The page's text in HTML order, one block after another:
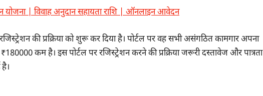
योजना | विवाह अनुदान सहायता राशि | ऑनलाइन आवेदन
की प्रक्रिया को शुरू कर दिया है। पोर्टल पर वह सभी असंगठित कामगार अपना
कम है। इस पोर्टल पर रजिस्ट्रेशन करने की प्रक्रिया जरूरी दस्तावेज और पात्रता